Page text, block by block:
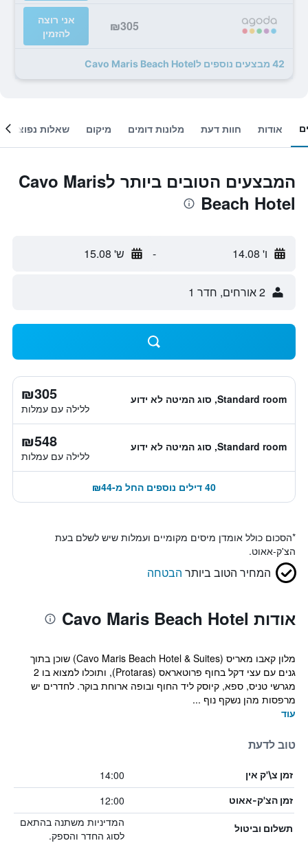
₪305
אני רוצה
להזמין
42 מבצעים נוספים לCavo Maris Beach Hotel
אודות חוות דעת מלונות דומים מיקום שאלות נפוצות
המבצעים הטובים ביותר לCavo Maris
Beach Hotel
ו' 14.08 - ש' 15.08
2 אורחים, חדר 1
Standard room, סוג המיטה לא ידוע ₪305
ללילה עם עמלות
Standard room, סוג המיטה לא ידוע ₪548
ללילה עם עמלות
40 דילים נוספים החל מ-₪44
*הסכום כולל אומדן מיסים מקומיים ועמלות שיש לשלם בעת
הצ'ק-אאוט.
המחיר הטוב ביותר הבטחה
אודות Cavo Maris Beach Hotel
מלון קאבו מאריס (Cavo Maris Beach Hotel & Suites) שוכן בתוך
גנים עם עצי דקל בחוף פרוטאראס (Protaras), ותוכלו למצוא בו 2
מגרשי טניס, ספא, קיוסק ליד החוף ובופה ארוחת בוקר. לחדרים יש
מרפסות מהן נשקף נוף ...
עוד
טוב לדעת
זמן צ\'ק אין 14:00
זמן הצ'ק-אאוט 12:00
תשלום וביטול
המדיניות משתנה בהתאם
לסוג החדר והספק.